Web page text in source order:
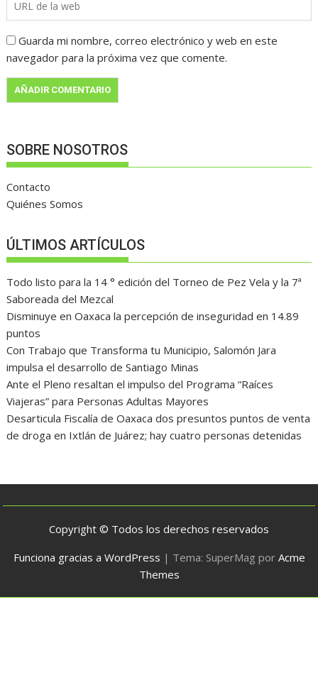
Guarda mi nombre, correo electrónico y web en este
navegador para la próxima vez que comente.
SOBRE NOSOTROS
Contacto
Quiénes Somos
ÚLTIMOS ARTÍCULOS
Todo listo para la 14 ° edición del Torneo de Pez Vela y la 7ª
Saboreada del Mezcal
Disminuye en Oaxaca la percepción de inseguridad en 14.89
puntos
Con Trabajo que Transforma tu Municipio, Salomón Jara
impulsa el desarrollo de Santiago Minas
Ante el Pleno resaltan el impulso del Programa “Raíces
Viajeras” para Personas Adultas Mayores
Desarticula Fiscalía de Oaxaca dos presuntos puntos de venta
de droga en Ixtlán de Juárez; hay cuatro personas detenidas
Copyright © Todos los derechos reservados
Funciona gracias a WordPress | Tema: SuperMag por Acme
Themes